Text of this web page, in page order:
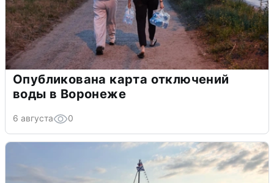
Опубликована карта отключений
воды в Воронеже
6 августа 0